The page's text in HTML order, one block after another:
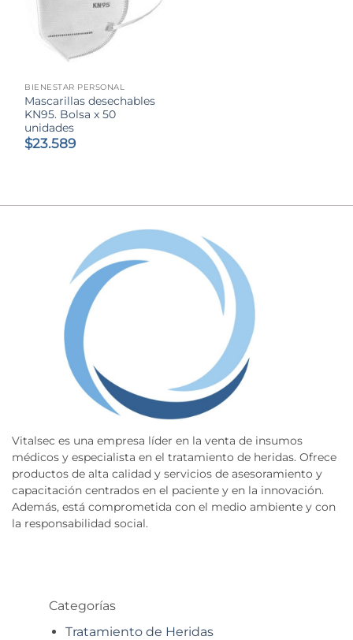
BIENESTAR PERSONAL
Mascarillas desechables
KN95. Bolsa x 50
unidades
$23.589
Vitalsec es una empresa líder en la venta de insumos
médicos y especialista en el tratamiento de heridas. Ofrece
productos de alta calidad y servicios de asesoramiento y
capacitación centrados en el paciente y en la innovación.
Además, está comprometida con el medio ambiente y con
la responsabilidad social.
Categorías
Tratamiento de Heridas